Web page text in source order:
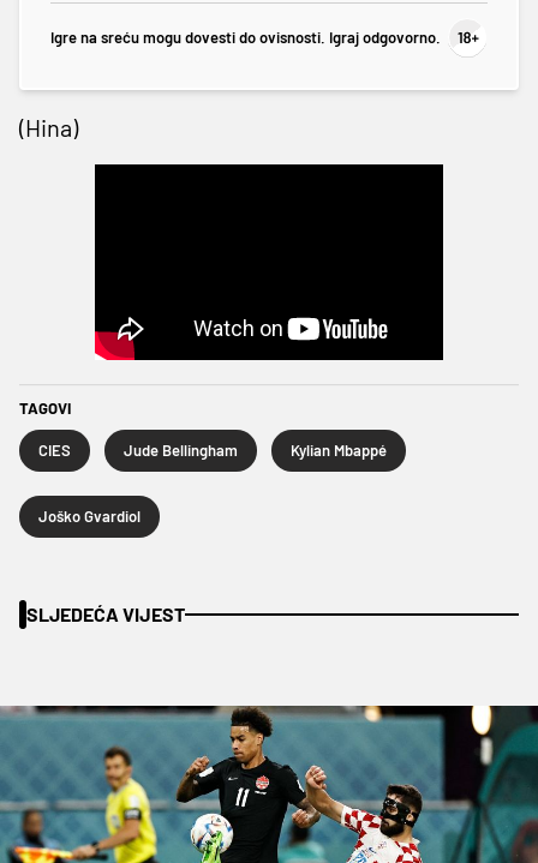
Igre na sreću mogu dovesti do ovisnosti. Igraj odgovorno.
(Hina)
TAGOVI
CIES Jude Bellingham Kylian Mbappé
Joško Gvardiol
SLJEDEĆA VIJEST